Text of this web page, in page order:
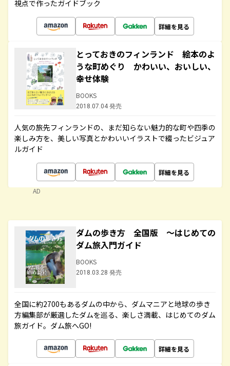
視点で作ったガイドブック
詳細を見る
とっておきのフィンランド 絵本のよ
うな町めぐり かわいい、おいしい、
幸せ体験
BOOKS
2018.07.04 発売
人気の旅先フィンランドの、まだ知らない魅力的な町や四季の
楽しみ方を、美しい写真とかわいいイラストで綴ったビジュア
ルガイド
詳細を見る
AD
ダムの歩き方 全国版 ～はじめての
ダム旅入門ガイド
BOOKS
2018.03.28 発売
全国に約2700もあるダムの中から、ダムマニアと地球の歩き
方編集部が厳選したダムを巡る、楽しさ満載、はじめてのダム
旅ガイド。ダム旅へGO!
詳細を見る